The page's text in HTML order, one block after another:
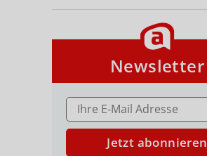
Newsletter
E-MAIL ADRESSE
Jetzt abonnieren